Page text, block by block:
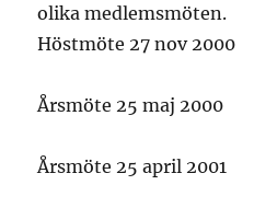
olika medlemsmöten.
Höstmöte 27 nov 2000
Årsmöte 25 maj 2000
Årsmöte 25 april 2001